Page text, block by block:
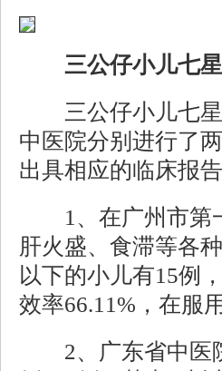
三公仔小儿七
三公仔小儿七星
中医院分别进行了
出具相应的临床报告
1、在广州市第一
肝火盛、食滞等各
以下的小儿有15例
效率66.11%，在服
2、广东省中医院